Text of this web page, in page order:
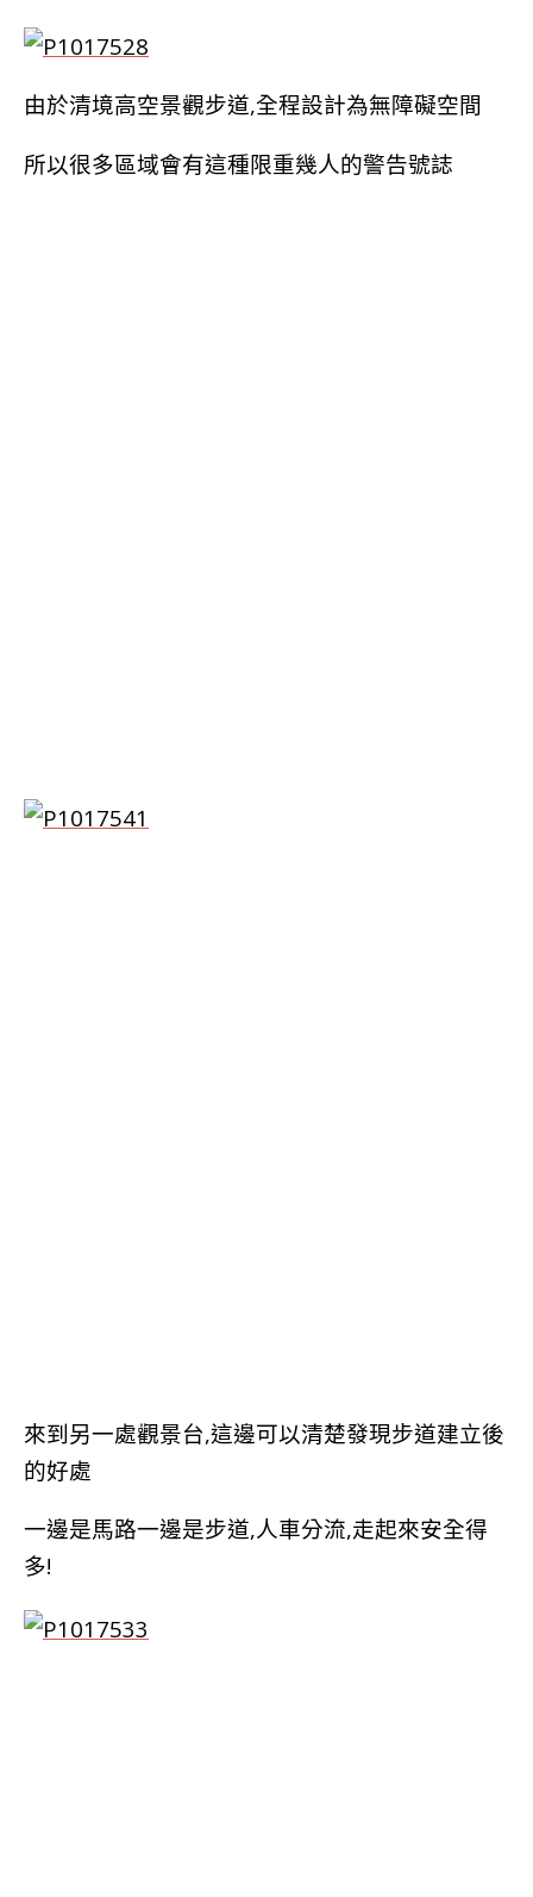
由於清境高空景觀步道,全程設計為無障礙空間
所以很多區域會有這種限重幾人的警告號誌
來到另一處觀景台,這邊可以清楚發現步道建立後
的好處
一邊是馬路一邊是步道,人車分流,走起來安全得
多!